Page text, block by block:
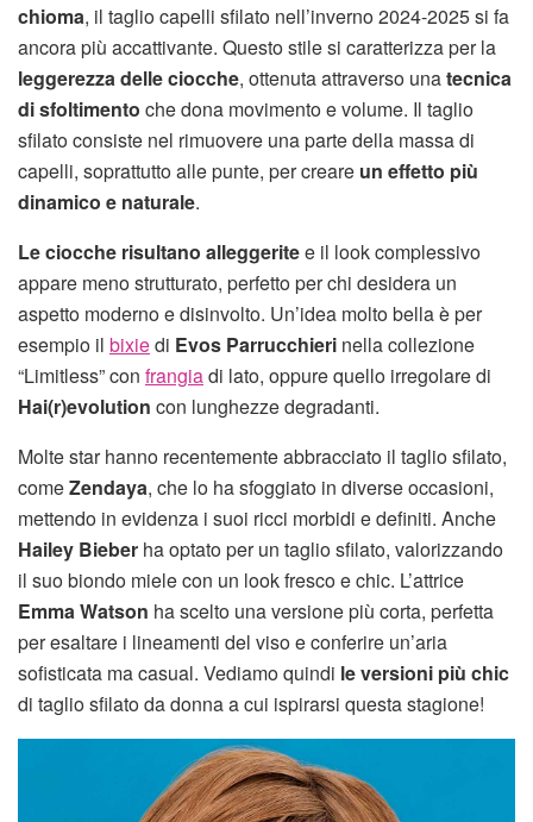
chioma, il taglio capelli sfilato nell’inverno 2024-2025 si fa
ancora più accattivante. Questo stile si caratterizza per la
leggerezza delle ciocche, ottenuta attraverso unatecnica
di sfoltimento che dona movimento e volume. Il taglio
sfilato consiste nel rimuovere una parte della massa di
capelli, soprattutto alle punte, per creare un effetto più
dinamico e naturale.
Le ciocche risultano alleggeritee il look complessivo
appare meno strutturato, perfetto per chi desidera un
aspetto moderno e disinvolto. Un’idea molto bella è per
esempio il bixiedi Evos Parrucchieri nella collezione
“Limitless” con frangiadi lato, oppure quello irregolare di
Hai(r)evolution con lunghezze degradanti.
Molte star hanno recentemente abbracciato il taglio sfilato,
comeZendaya, che lo ha sfoggiato in diverse occasioni,
mettendo in evidenza i suoi ricci morbidi e definiti. Anche
Hailey Bieber ha optato per un taglio sfilato, valorizzando
il suo biondo miele con un look fresco e chic. L’attrice
Emma Watson ha scelto una versione più corta, perfetta
per esaltare i lineamenti del viso e conferire un’aria
sofisticata ma casual. Vediamo quindi le versioni più chic
di taglio sfilato da donna a cui ispirarsi questa stagione!